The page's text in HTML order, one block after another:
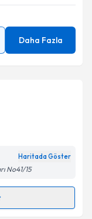
Daha Fazla
Haritada Göster
No41/15